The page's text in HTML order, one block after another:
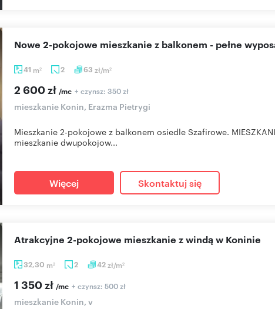
41 m2 2 63 zł/m2
Nowe 2-pokojowe mieszkanie z balkonem - pełne
2 600 zł /mc + czynsz: 350 zł
mieszkanie Konin, Erazma Pietrygi
Mieszkanie 2-pokojowe z balkonem osiedle Szafirowe.
mieszkanie dwupokojow...
Więcej Skontaktuj się
32,30 m2 2 42zł/m2
Atrakcyjne 2-pokojowe mieszkanie z windą w Koninie
1 350 zł /mc + czynsz: 500 zł
mieszkanie Konin, v